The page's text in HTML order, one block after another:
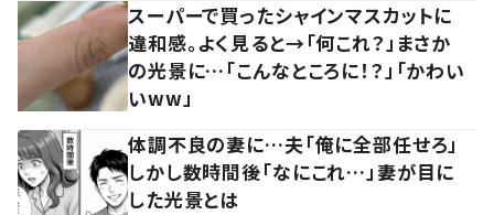
スーパーで買ったシャインマスカットに
違和感。よく見ると→「何これ？」まさか
の光景に…「こんなところに！？」「かわい
いww」
体調不良の妻に…夫「俺に全部任せろ」
しかし数時間後「なにこれ…」妻が目に
した光景とは